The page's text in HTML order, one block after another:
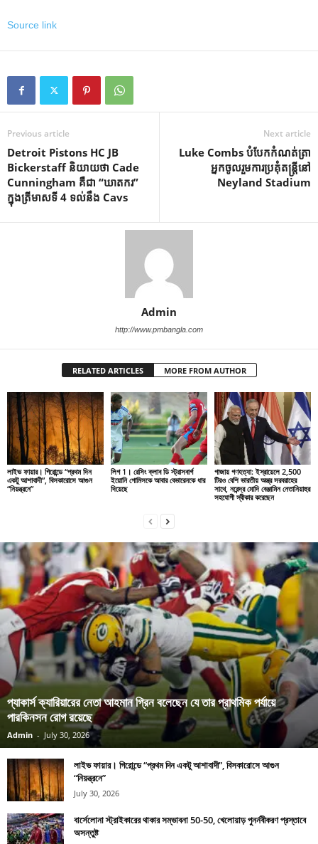
Source link
Previous article
Detroit Pistons HC JB
Bickerstaff និយាយថា Cade
Cunningham គឺជា “ឃាតករ”
ក្នុងត្រីមាសទី 4 ទល់នឹង Cavs
Next article
Luke Combs បំបែក​កំណត់​ត្រា​
អ្នក​ចូល​រួម​ការ​ប្រគុំ​តន្ត្រី​នៅ
Neyland Stadium
Admin
http://www.pmbangla.com
RELATED ARTICLES MORE FROM AUTHOR
লাইভ ফায়ার। গিরোন্ডে “প্রথম দিন
একটু আশাবাদী”, বিসকারোসে আগুন
“নিয়ন্ত্রনে”
লিগ 1। রেসিং ক্লাব ডি স্ট্রাসবার্গ
ইয়োনি গোমিসকে আবার বেভারেনকে ধার
দিয়েছে
গাজায় গণহত্যা: ইস্রায়েলে 2,500
টিরও বেশি ভারতীয় অস্ত্র সরবরাহের
সাথে, নরেন্দ্র মোদি বেঞ্জামিন নেতানিয়াহুর
সহযোগী স্বীকার করেছেন
প্যাকার্স ক্যারিয়ারের নেতা আহমান গ্রিন বলেছেন যে তার প্রাথমিক পর্যায়ে
পারকিনসন রোগ রয়েছে
Admin - July 30, 2026
লাইভ ফায়ার। গিরোন্ডে “প্রথম দিন একটু আশাবাদী”, বিসকারোসে আগুন
“নিয়ন্ত্রনে”
July 30, 2026
বার্সেলোনা স্ট্রাইকারের থাকার সম্ভাবনা 50-50, খেলোয়াড় পুনর্নবীকরণ প্রস্তাবে
অসন্তুষ্ট